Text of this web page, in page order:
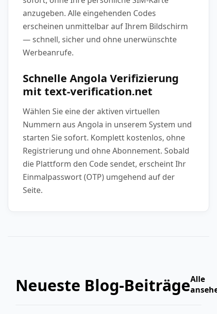
anzugeben. Alle eingehenden Codes
erscheinen unmittelbar auf Ihrem Bildschirm
— schnell, sicher und ohne unerwünschte
Werbeanrufe.
Schnelle Angola Verifizierung
mit text-verification.net
Wählen Sie eine der aktiven virtuellen
Nummern aus Angola in unserem System und
starten Sie sofort. Komplett kostenlos, ohne
Registrierung und ohne Abonnement. Sobald
die Plattform den Code sendet, erscheint Ihr
Einmalpasswort (OTP) umgehend auf der
Seite.
Neueste Blog-BeiträgeAlle